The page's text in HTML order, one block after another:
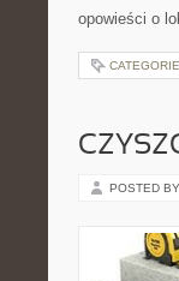
opowieści o
POSTED